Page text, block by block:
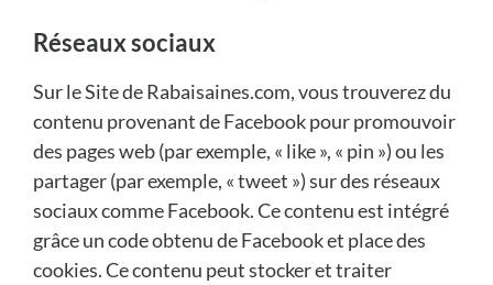
Réseaux sociaux
Sur le Site de Rabaisaines.com, vous trouverez du
contenu provenant de Facebook pour promouvoir
des pages web (par exemple, « like », « pin ») ou les
partager (par exemple, « tweet ») sur des réseaux
sociaux comme Facebook. Ce contenu est intégré
grâce un code obtenu de Facebook et place des
cookies. Ce contenu peut stocker et traiter